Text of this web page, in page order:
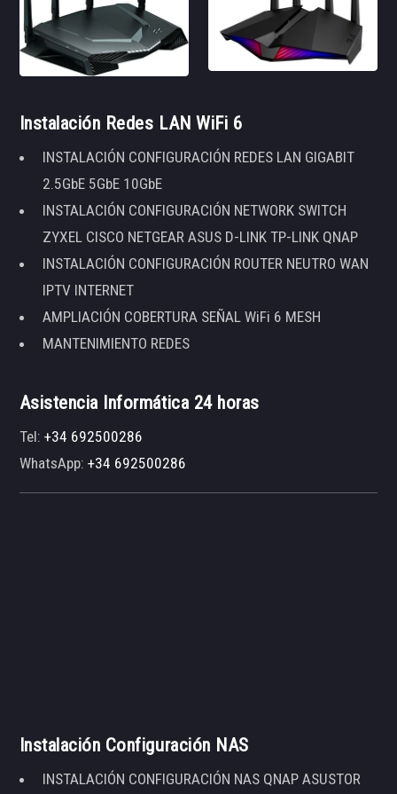
Instalación Redes LAN WiFi 6
INSTALACIÓN CONFIGURACIÓN REDES LAN GIGABIT
2.5GbE 5GbE 10GbE
INSTALACIÓN CONFIGURACIÓN NETWORK SWITCH
ZYXEL CISCO NETGEAR ASUS D-LINK TP-LINK QNAP
INSTALACIÓN CONFIGURACIÓN ROUTER NEUTRO WAN
IPTV INTERNET
AMPLIACIÓN COBERTURA SEÑAL WiFi 6 MESH
MANTENIMIENTO REDES
Asistencia Informática 24 horas
Tel:+34 692500286
WhatsApp:+34 692500286
Instalación Configuración NAS
INSTALACIÓN CONFIGURACIÓN NAS QNAP ASUSTOR